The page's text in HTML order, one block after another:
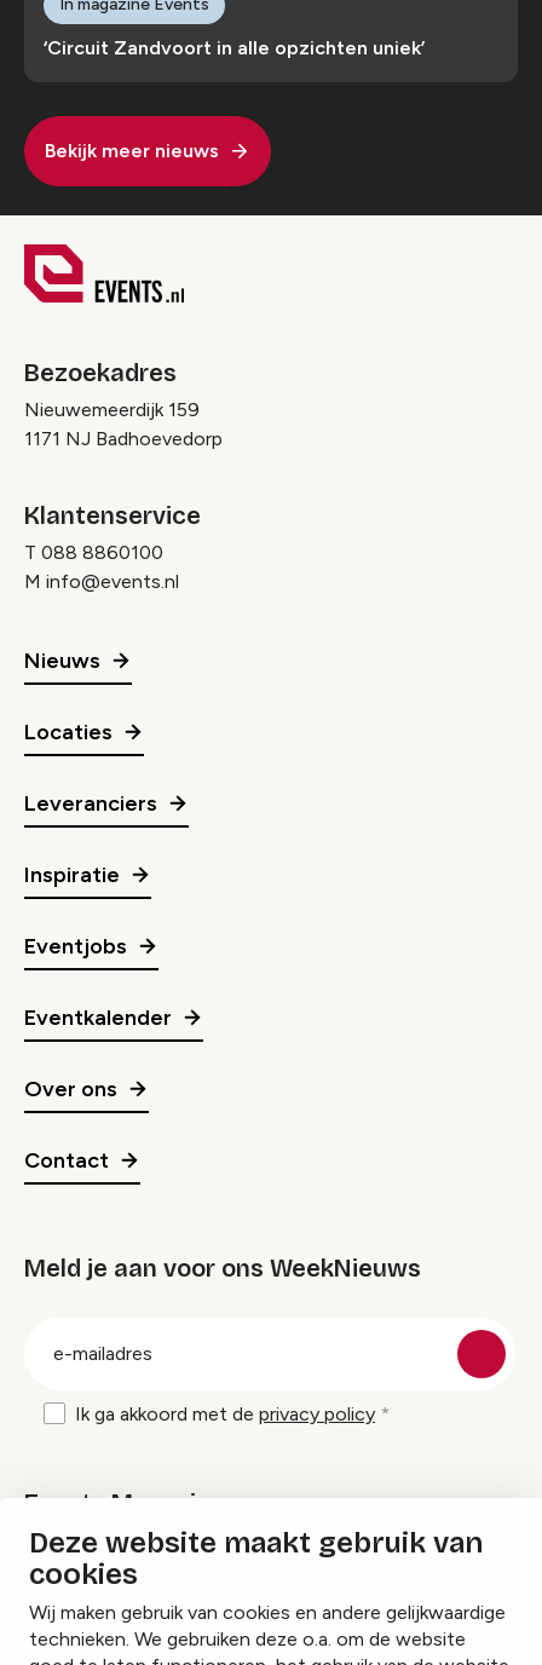
Deze website maakt gebruik van
cookies
Wij maken gebruik van cookies en andere gelijkwaardige
technieken. We gebruiken deze o.a. om de website
‘Circuit Zandvoort in alle opzichten uniek’
In magazine Events
Bekijk meer nieuws
Bezoekadres
Nieuwemeerdijk 159
1171 NJ Badhoevedorp
Klantenservice
T 088 8860100
M info@events.nl
Nieuws
Locaties
Leveranciers
Inspiratie
Eventjobs
Eventkalender
Over ons
Contact
Meld je aan voor ons WeekNieuws
Ik ga akkoord met de privacy policy
Events Magazine
Ik ontvang graag Events Magazine